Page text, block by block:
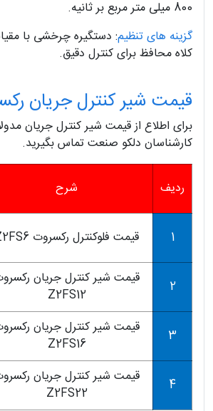
800 میلی متر مربع بر ثانیه.
گزینه های تنظیم: دستگیره چرخشی با
کلاه محافظ برای کنترل دقیق.
قیمت شیر کنترل جریان
برای اطلاع از قیمت شیر کنترل جریان
کارشناسان دلکو صنعت تماس بگیرید.
ردیف شرح
1 قیمت فلوکنترل رکسروت Z2FS6
2
قیمت شیر کنترل جریان
Z2FS12
3
قیمت شیر کنترل جریان
Z2FS16
4
قیمت شیر کنترل جریان
Z2FS22